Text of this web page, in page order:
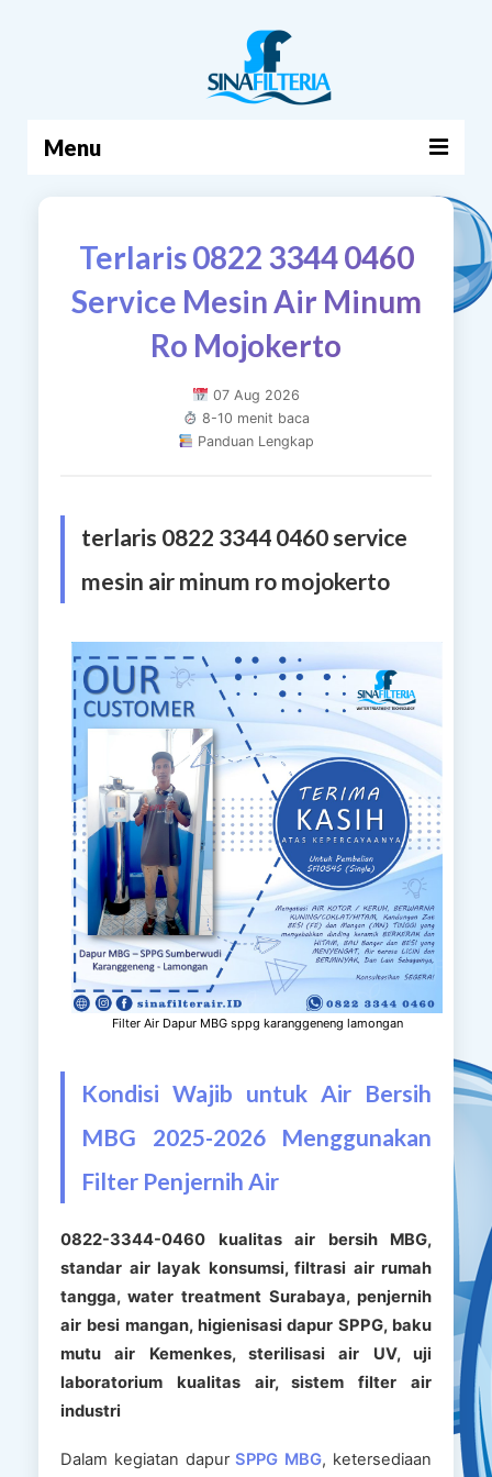
Menu
PRODUK
TENTANG KAMI
Terlaris 0822 3344 0460
Service Mesin Air Minum
Ro Mojokerto
07 Aug 2026
8-10 menit baca
Panduan Lengkap
terlaris 0822 3344 0460 service
mesin air minum ro mojokerto
Filter Air Dapur MBG sppg karanggeneng lamongan
Kondisi Wajib untuk Air Bersih
MBG 2025-2026 Menggunakan
Filter Penjernih Air
0822-3344-0460 kualitas air bersih MBG,
standar air layak konsumsi, filtrasi air rumah
tangga, water treatment Surabaya, penjernih
air besi mangan, higienisasi dapur SPPG, baku
mutu air Kemenkes, sterilisasi air UV, uji
laboratorium kualitas air, sistem filter air
industri
Dalam kegiatan dapurSPPG MBG, ketersediaan